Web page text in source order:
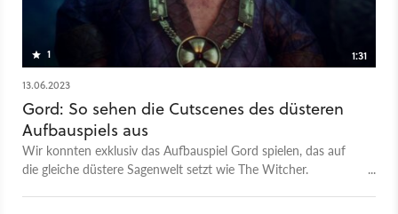
1
1:31
13.06.2023
Gord: So sehen die Cutscenes des düsteren
Aufbauspiels aus
Wir konnten exklusiv das Aufbauspiel Gord spielen, das auf
die gleiche düstere Sagenwelt setzt wie The Witcher.